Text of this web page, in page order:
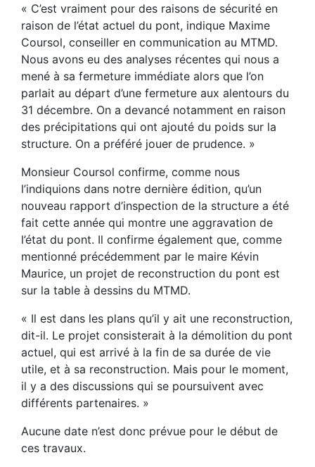
« C’est vraiment pour des raisons de sécurité en
raison de l’état actuel du pont, indique Maxime
Coursol, conseiller en communication au MTMD.
Nous avons eu des analyses récentes qui nous a
mené à sa fermeture immédiate alors que l’on
parlait au départ d’une fermeture aux alentours du
31 décembre. On a devancé notamment en raison
des précipitations qui ont ajouté du poids sur la
structure. On a préféré jouer de prudence. »
Monsieur Coursol confirme, comme nous
l’indiquions dans notre dernière édition, qu’un
nouveau rapport d’inspection de la structure a été
fait cette année qui montre une aggravation de
l’état du pont. Il confirme également que, comme
mentionné précédemment par le maire Kévin
Maurice, un projet de reconstruction du pont est
sur la table à dessins du MTMD.
« Il est dans les plans qu’il y ait une reconstruction,
dit-il. Le projet consisterait à la démolition du pont
actuel, qui est arrivé à la fin de sa durée de vie
utile, et à sa reconstruction. Mais pour le moment,
il y a des discussions qui se poursuivent avec
différents partenaires. »
Aucune date n’est donc prévue pour le début de
ces travaux.